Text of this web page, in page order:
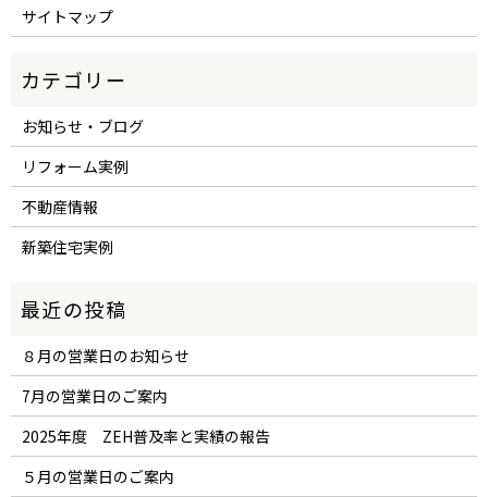
サイトマップ
お知らせ・ブログ
リフォーム実例
不動産情報
新築住宅実例
８月の営業日のお知らせ
7月の営業日のご案内
2025年度 ZEH普及率と実績の報告
５月の営業日のご案内